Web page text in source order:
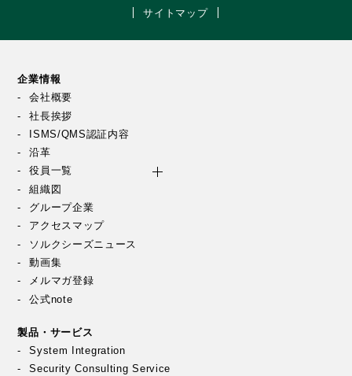
サイトマップ
企業情報
会社概要
社長挨拶
ISMS/QMS認証内容
沿革
役員一覧
組織図
グループ企業
アクセスマップ
ソルクシーズニュース
動画集
メルマガ登録
公式note
製品・サービス
System Integration
Security Consulting Service